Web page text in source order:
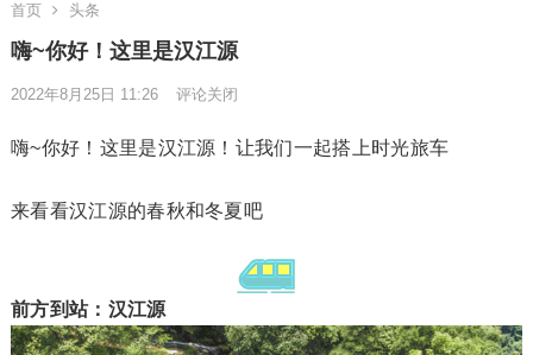
首页 头条
嗨~你好！这里是汉江源
2022年8月25日 11:26 评论关闭
嗨~你好！这里是汉江源！让我们一起搭上时光旅车
来看看汉江源的春秋和冬夏吧
前方到站：汉江源